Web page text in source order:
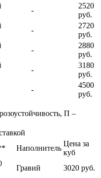
-
2520
руб.
-
2720
руб.
-
2880
руб.
-
3180
руб.
-
4500
руб.
П –
Наполнитель
Цена за
куб
Гравий 3020 руб.